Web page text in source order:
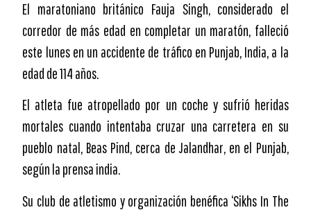
El maratoniano británico Fauja Singh, considerado el
corredor de más edad en completar un maratón, falleció
este lunes en un accidente de tráfico en Punjab, India, a la
edad de 114 años.
El atleta fue atropellado por un coche y sufrió heridas
mortales cuando intentaba cruzar una carretera en su
pueblo natal, Beas Pind, cerca de Jalandhar, en el Punjab,
según la prensa india.
Su club de atletismo y organización benéfica ‘Sikhs In The